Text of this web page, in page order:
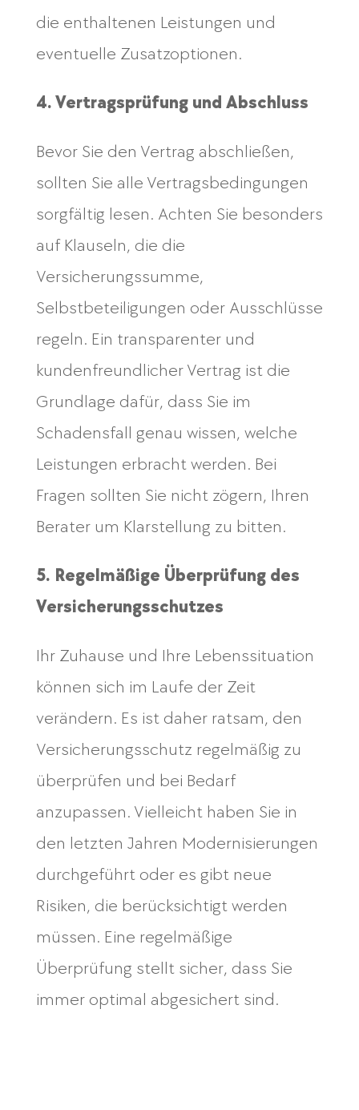
die enthaltenen Leistungen und
eventuelle Zusatzoptionen.
4. Vertragsprüfung und Abschluss
Bevor Sie den Vertrag abschließen,
sollten Sie alle Vertragsbedingungen
sorgfältig lesen. Achten Sie besonders
auf Klauseln, die die
Versicherungssumme,
Selbstbeteiligungen oder Ausschlüsse
regeln. Ein transparenter und
kundenfreundlicher Vertrag ist die
Grundlage dafür, dass Sie im
Schadensfall genau wissen, welche
Leistungen erbracht werden. Bei
Fragen sollten Sie nicht zögern, Ihren
Berater um Klarstellung zu bitten.
5. Regelmäßige Überprüfung des
Versicherungsschutzes
Ihr Zuhause und Ihre Lebenssituation
können sich im Laufe der Zeit
verändern. Es ist daher ratsam, den
Versicherungsschutz regelmäßig zu
überprüfen und bei Bedarf
anzupassen. Vielleicht haben Sie in
den letzten Jahren Modernisierungen
durchgeführt oder es gibt neue
Risiken, die berücksichtigt werden
müssen. Eine regelmäßige
Überprüfung stellt sicher, dass Sie
immer optimal abgesichert sind.